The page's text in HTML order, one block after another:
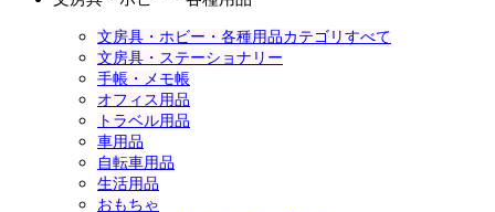
文房具・ホビー・各種用品カテゴリすべて
文房具・ステーショナリー
手帳・メモ帳
オフィス用品
トラベル用品
車用品
自転車用品
生活用品
おもちゃ